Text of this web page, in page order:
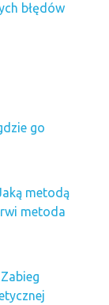
błędów
go
metodą
metoda